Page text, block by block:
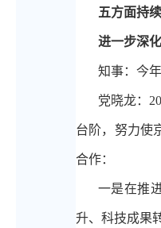
五方面持
进一步深
知事：今
党晓龙：
台阶，努力使
合作：
一是在推
升、科技成果